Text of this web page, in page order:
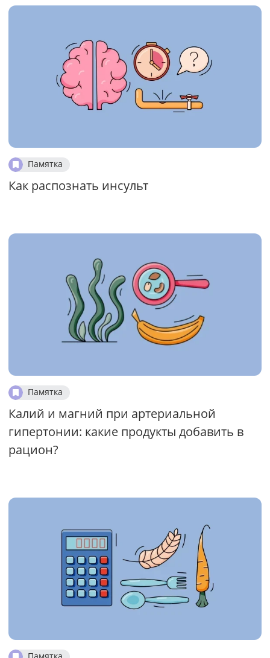
Памятка
Как распознать инсульт
Памятка
Калий и магний при артериальной
гипертонии: какие продукты добавить в
рацион?